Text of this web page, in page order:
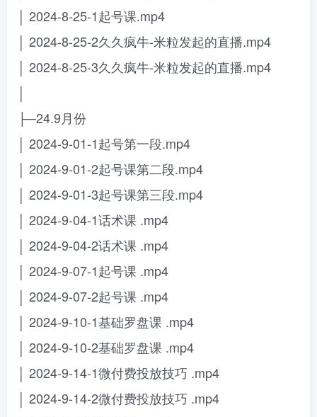
│ 2024-8-25-1起号课.mp4
│ 2024-8-25-2久久疯牛-米粒发起的直播.mp4
│ 2024-8-25-3久久疯牛-米粒发起的直播.mp4
│
├─24.9月份
│ 2024-9-01-1起号第一段.mp4
│ 2024-9-01-2起号课第二段.mp4
│ 2024-9-01-3起号课第三段.mp4
│ 2024-9-04-1话术课 .mp4
│ 2024-9-04-2话术课 .mp4
│ 2024-9-07-1起号课 .mp4
│ 2024-9-07-2起号课 .mp4
│ 2024-9-10-1基础罗盘课 .mp4
│ 2024-9-10-2基础罗盘课 .mp4
│ 2024-9-14-1微付费投放技巧 .mp4
│ 2024-9-14-2微付费投放技巧 .mp4